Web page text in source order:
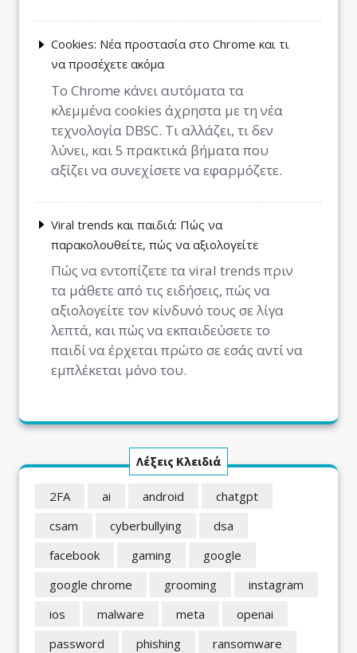
Cookies: Νέα προστασία στο Chrome και τι
να προσέχετε ακόμα
Το Chrome κάνει αυτόματα τα
κλεμμένα cookies άχρηστα με τη νέα
τεχνολογία DBSC. Τι αλλάζει, τι δεν
λύνει, και 5 πρακτικά βήματα που
αξίζει να συνεχίσετε να εφαρμόζετε.
Viral trends και παιδιά: Πώς να
παρακολουθείτε, πώς να αξιολογείτε
Πώς να εντοπίζετε τα viral trends πριν
τα μάθετε από τις ειδήσεις, πώς να
αξιολογείτε τον κίνδυνό τους σε λίγα
λεπτά, και πώς να εκπαιδεύσετε το
παιδί να έρχεται πρώτο σε εσάς αντί να
εμπλέκεται μόνο του.
Λέξεις Κλειδιά
2FA ai android
chatgpt
csam
cyberbullying
dsa
facebook
gaming
google
google chrome
grooming
instagram
ios
malware meta
openai
password
phishing
ransomware